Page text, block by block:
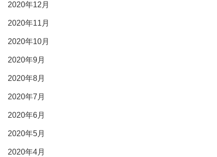
2020年12月
2020年11月
2020年10月
2020年9月
2020年8月
2020年7月
2020年6月
2020年5月
2020年4月